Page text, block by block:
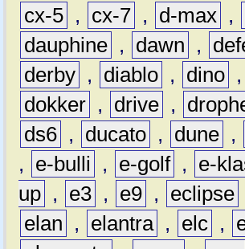
cx-5 , cx-7 , d-max ,
dauphine , dawn ,
derby , diablo , dino ,
dokker , drive ,
ds6 , ducato , dune ,
,
e-bulli , e-golf , e-
up , e3 , e9 , eclipse
elan
, elantra , elc ,